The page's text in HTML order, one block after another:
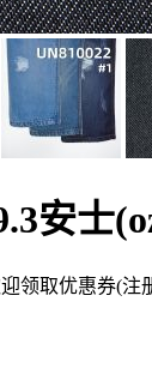
安士
领取优惠券(